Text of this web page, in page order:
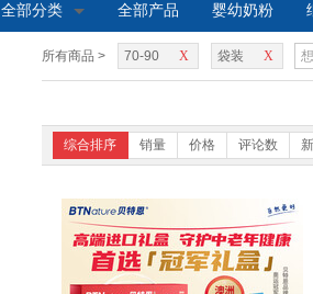
全部分类 全部产品 婴幼奶粉
所有商品 > X
70-90 X
袋装
综合排序 销量 价格 评论数